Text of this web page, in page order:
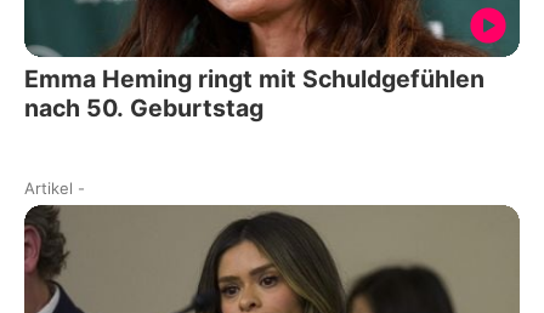
Emma Heming ringt mit Schuldgefühlen
nach 50. Geburtstag
Artikel -